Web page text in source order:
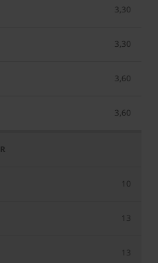
3,30
3,30
3,60
3,60
10
13
13